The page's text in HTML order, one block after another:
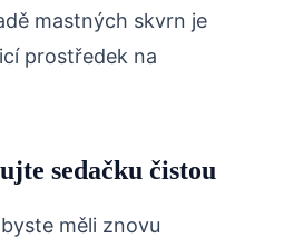
mastných skvrn je
prostředek na
sedačku čistou
měli znovu